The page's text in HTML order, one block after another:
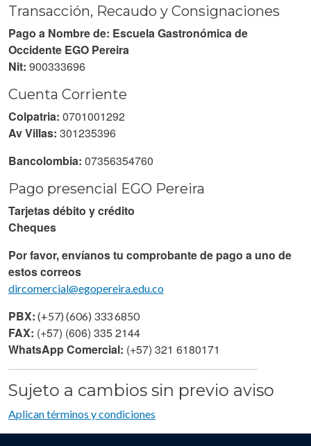
Transacción, Recaudo y Consignaciones
Pago a Nombre de: Escuela Gastronómica de
Occidente EGO Pereira
Nit: 900333696
Cuenta Corriente
Colpatria: 0701001292
Av Villas: 301235396
Bancolombia: 07356354760
Pago presencial EGO Pereira
Tarjetas débito y crédito
Cheques
Por favor, envíanos tu comprobante de pago a uno de
estos correos
dircomercial@egopereira.edu.co
PBX: (+57) (606) 333 6850
FAX: (+57) (606) 335 2144
WhatsApp Comercial: (+57) 321 6180171
Sujeto a cambios sin previo aviso
Aplican términos y condiciones